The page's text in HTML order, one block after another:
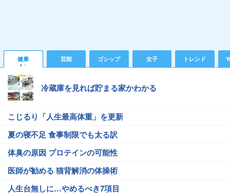
健康 芸能 ゴシップ 女子 トレンド
冷蔵庫を見れば貯まる家かわかる
こじるり「人生最高体重」を更新
夏の寝不足 食事制限でも太る訳
体臭の原因 プロテインの可能性
医師が勧める 猫背解消の体操術
人生台無しに…やめるべき7項目